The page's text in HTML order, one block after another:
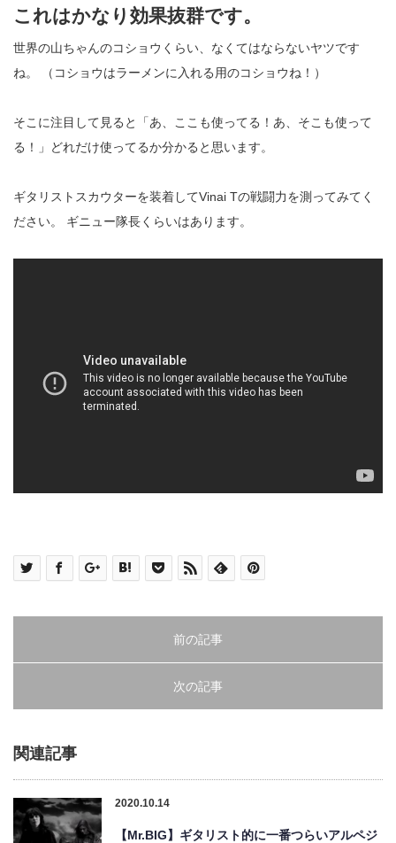
これはかなり効果抜群です。
世界の山ちゃんのコショウくらい、なくてはならないヤツです
ね。 （コショウはラーメンに入れる用のコショウね！）
そこに注目して見ると「あ、ここも使ってる！あ、そこも使って
る！」どれだけ使ってるか分かると思います。
ギタリストスカウターを装着してVinai Tの戦闘力を測ってみてく
ださい。 ギニュー隊長くらいはあります。
前の記事
次の記事
関連記事
2020.10.14
【Mr.BIG】ギタリスト的に一番つらいアルペジ